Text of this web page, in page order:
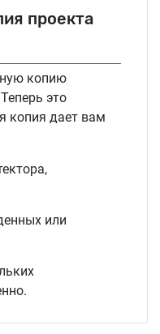
проекта
копию
это
копия дает вам
или